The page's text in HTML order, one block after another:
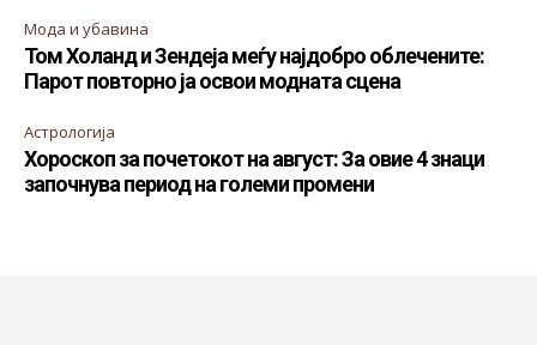
Мода и убавина
Том Холанд и Зендеја меѓу најдобро облечените:
Парот повторно ја освои модната сцена
Астрологија
Хороскоп за почетокот на август: За овие 4 знаци
започнува период на големи промени